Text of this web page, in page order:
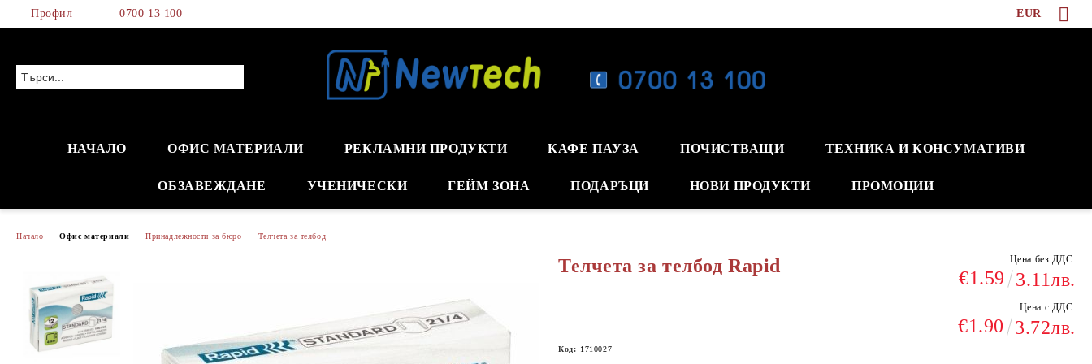
Профил 0700 13 100 EUR
НАЧАЛО ОФИС МАТЕРИАЛИ РЕКЛАМНИ ПРОДУКТИ КАФЕ ПАУЗА ПОЧИСТВАЩИ ТЕХНИКА И КОНСУМАТИВИ
ОБЗАВЕЖДАНЕ УЧЕНИЧЕСКИ ГЕЙМ ЗОНА ПОДАРЪЦИ НОВИ ПРОДУКТИ ПРОМОЦИИ
Начало Офис материали Принадлежности за бюро Телчета за телбод
Телчета за телбод Rapid Цена без ДДС:
€1.59 3.11лв.
Цена с ДДС:
€1.90 3.72лв.
Код: 1710027